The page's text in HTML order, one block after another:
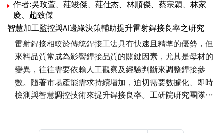
是膝關節股骨植入物。首先，我們採用了一種位置補償方
法來精確定位工件的夾持孔。然後，EzSim軟件自動生成
機器人路徑，用於去除夾持孔孔渣。隨後，系統利用檢測
到的瑕疵位置生成重新去渣的路徑，確保所有殘留物被徹
底清除。
作者:吳玫萱、莊竣傑、莊仕杰、林順傑、蔡宗穎、林家
慶、趙致傑
智慧加工監控與AI邊緣決策輔助提升雷射銲接良率之研究
雷射銲接相較於傳統銲接工法具有快速且精準的優勢，但
來料品質常成為影響銲接品質的關鍵因素，尤其是母材的
變異，往往需要依賴人工觀察及經驗判斷來調整銲接參
數。隨著市場產能需求持續增加，迫切需要數據化、即時
檢測與智慧調控技術來提升銲接良率。工研院研究團隊發
展了智慧加工監控與AI邊緣決策輔助系統，完成以光譜儀